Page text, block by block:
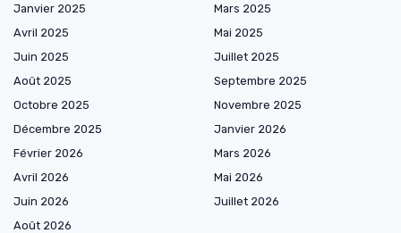
Janvier 2025
Mars 2025
Avril 2025
Mai 2025
Juin 2025
Juillet 2025
Août 2025
Septembre 2025
Octobre 2025
Novembre 2025
Décembre 2025
Janvier 2026
Février 2026
Mars 2026
Avril 2026
Mai 2026
Juin 2026
Juillet 2026
Août 2026